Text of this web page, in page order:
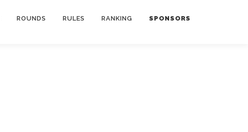
ROUNDS RULES RANKING SPONSORS